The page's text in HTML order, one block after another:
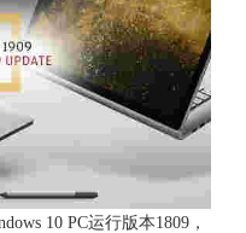
10 PC运行版本1809，